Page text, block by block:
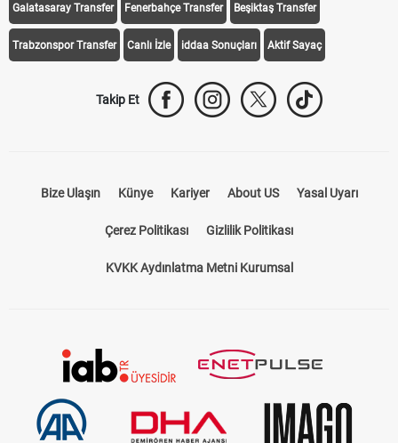
Galatasaray Transfer Fenerbahçe Transfer Beşiktaş Transfer
Trabzonspor Transfer Canlı İzle iddaa Sonuçları Aktif Sayaç
Takip Et
Bize Ulaşın Künye Kariyer About US Yasal Uyarı
Çerez Politikası Gizlilik Politikası
KVKK Aydınlatma Metni Kurumsal